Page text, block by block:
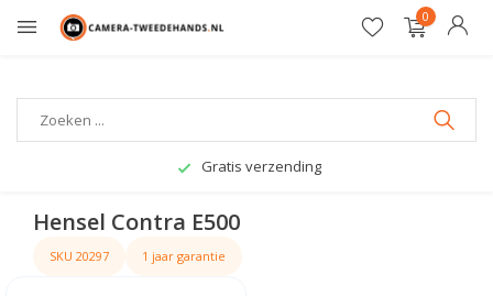
0
Gratis verzending
Hensel Contra E500
SKU 20297 1 jaar garantie